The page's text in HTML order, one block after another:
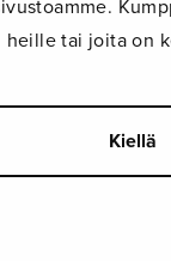
heille tai joita on
Kiellä